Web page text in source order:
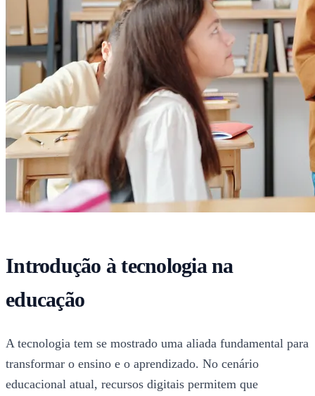
Introdução à tecnologia na
educação
A tecnologia tem se mostrado uma aliada fundamental para
transformar o ensino e o aprendizado. No cenário
educacional atual, recursos digitais permitem que